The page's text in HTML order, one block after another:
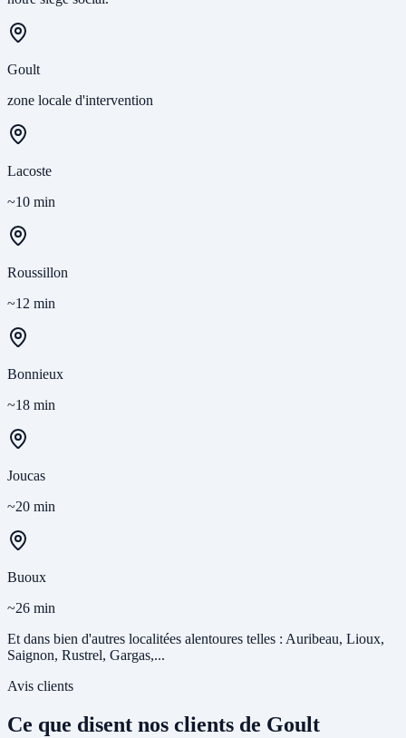
Goult
zone locale d'intervention
Lacoste
~10 min
Roussillon
~12 min
Bonnieux
~18 min
Joucas
~20 min
Buoux
~26 min
Et dans bien d'autres localitées alentoures telles : Auribeau, Lioux,
Saignon, Rustrel, Gargas,...
Avis clients
Ce que disent nos clients de Goult